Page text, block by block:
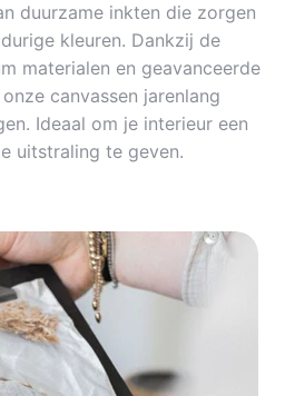
duurzame inkten die zorgen
kleuren. Dankzij de
materialen en geavanceerde
canvassen jarenlang
Ideaal om je interieur een
uitstraling te geven.